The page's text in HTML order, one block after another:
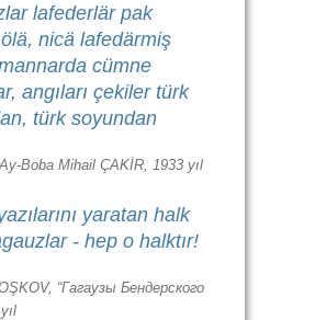
lafederlär pak
nicä lafedärmiş
cümne
angıları çekiler türk
türk soyundan
Boba Mihail ÇAKİR, 1933 yıl
yaratan halk
- hep o halktır!
“Гагаузы Бендерского